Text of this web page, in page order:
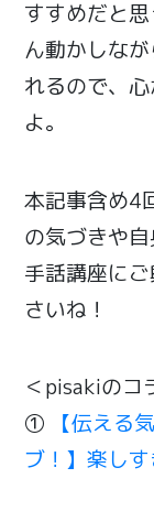
すすめだと
ん動かしな
れるので、
よ。
本記事含め4
の気づきや
手話講座に
さいね！
＜pisakiのコ
①
【伝える
ブ！】楽し